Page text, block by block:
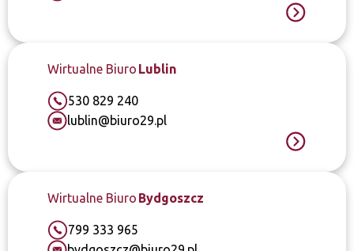
Wirtualne Biuro Lublin
530 829 240
lublin@biuro29.pl
Wirtualne Biuro Bydgoszcz
799 333 965